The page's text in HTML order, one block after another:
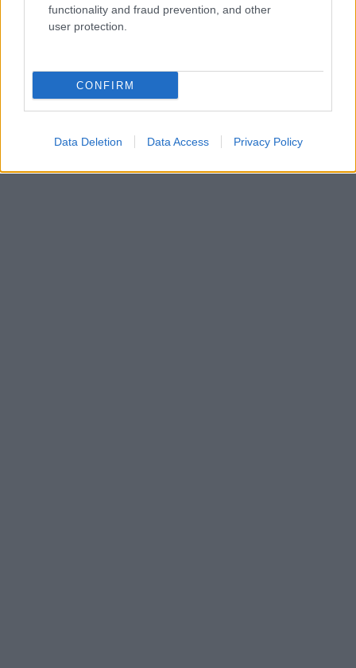
functionality and fraud prevention, and other
user protection.
CONFIRM
Data Deletion Data Access Privacy Policy